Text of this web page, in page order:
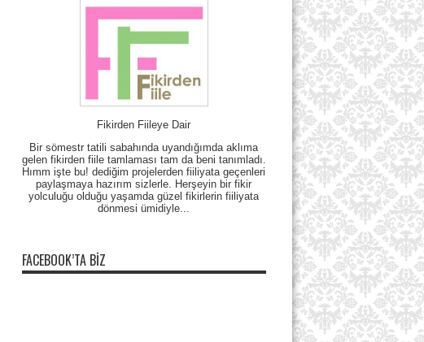
Fikirden Fiileye Dair
Bir sömestr tatili sabahında uyandığımda aklıma
gelen fikirden fiile tamlaması tam da beni tanımladı.
Hımm işte bu! dediğim projelerden fiiliyata geçenleri
paylaşmaya hazırım sizlerle. Herşeyin bir fikir
yolculuğu olduğu yaşamda güzel fikirlerin fiiliyata
dönmesi ümidiyle...
FACEBOOK’TA BIZ